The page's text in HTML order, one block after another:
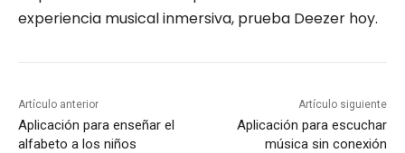
experiencia musical inmersiva, prueba Deezer hoy.
Artículo anterior
Aplicación para enseñar el
alfabeto a los niños
Artículo siguiente
Aplicación para escuchar
música sin conexión